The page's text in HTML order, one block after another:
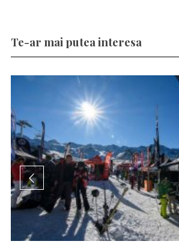
Te-ar mai putea interesa